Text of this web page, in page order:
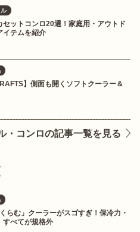
セットコンロ20選！家庭用・アウトド
イテムを紹介
】側面も開くソフトクーラー＆
・コンロの記事一覧を見る
らむ」クーラーがスゴすぎ！保冷力・
すべてが規格外